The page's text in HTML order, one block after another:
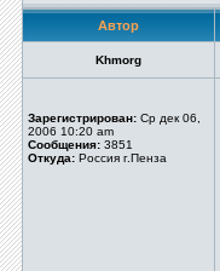
Автор
Khmorg
Зарегистрирован: Ср дек 06,
2006 10:20 am
Сообщения: 3851
Откуда: Россия г.Пенза